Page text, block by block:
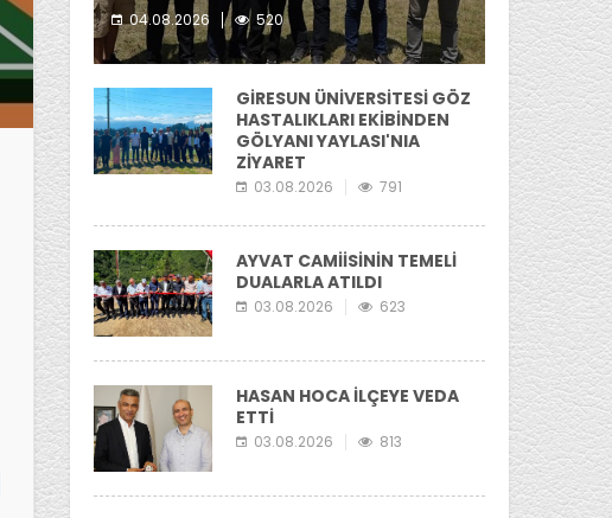
04.08.2026 520
Kerasus Off-Road ekibi yer aldı.
GİRESUN ÜNİVERSİTESİ GÖZ
HASTALIKLARI EKİBİNDEN
GÖLYANI YAYLASI'NIA
ZİYARET
03.08.2026 791
AYVAT CAMİİSİNİN TEMELİ
DUALARLA ATILDI
03.08.2026 623
HASAN HOCA İLÇEYE VEDA
ETTİ
03.08.2026 813